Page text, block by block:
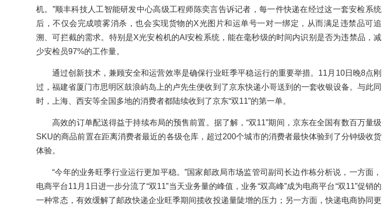
机。”顺丰科技人工智能研发中心高级工程师陈奕言告诉记者，每一件快递在经过这一套安检系统
后，不仅会完成喷雾消杀，也会实现货物的X光图片和运单号一对一绑定，从而满足违禁品可追
溯、可拦截的需求。特别是X光安检机的AI安检系统，能在毫秒级的时间内识别是否为违禁品，减
少安检员97%的工作量。
通过创新技术，兼顾安全和运营效率是确保行业旺季平稳运行的重要举措。11月10日晚8点刚
过，福建省厦门市思明区鼓浪屿岛上的卢先生便收到了京东快递小哥送到的一套收银设备。与此同
时，上海、西安等全国多地的消费者都陆续收到了京东“双11”的第一单。
高效的订单配送得益于持续布局的预售前置。据了解，“双11”期间，京东在全国有数百万量级
SKU的商品前置在距离消费者最近的各级仓库，超过200个城市的消费者最快体验到了分钟级收货
体验。
“今年的业务旺季行业运行更加平稳。”国家邮政局市场监管司副司长边作栋分析说，一方面，
电商平台11月1日进一步分流了“双11”当天业务量的峰值，业务“双高峰”成为电商平台“双11”促销的
一种常态，有效缓解了邮政快递企业旺季期间揽收投递量陡增的压力；另一方面，快递电商协同更